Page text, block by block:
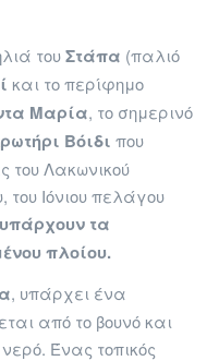
τουΣτάπα (παλιό
και το περίφημο
Μαρία, το σημερινό
Βόιδι που
του Λακωνικού
του Ιόνιου πελάγου
τα
πλοίου.
, υπάρχει ένα
από το βουνό και
Ένας τοπικός